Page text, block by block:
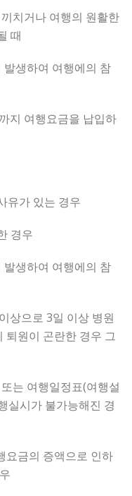
치거나 여행의 원활한
때
발생하여 여행에의 참
지 여행요금을 납입하
유가 있는 경우
경우
발생하여 여행에의 참
상으로 3일 이상 병원
퇴원이 곤란한 경우 그
는 여행일정표(여행설
실시가 불가능해진 경
요금의 증액으로 인하